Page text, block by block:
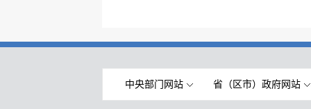
中央部门网站 省（区市）政府网站